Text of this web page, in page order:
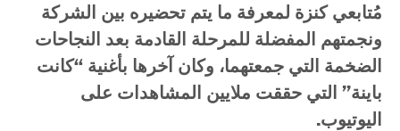
مُتابعي كنزة لمعرفة ما يتم تحضيره بين الشركة
ونجمتهم المفضلة للمرحلة القادمة بعد النجاحات
الضخمة التي جمعتهما، وكان آخرها بأغنية “كانت
باينة” التي حققت ملايين المشاهدات على
اليوتيوب.